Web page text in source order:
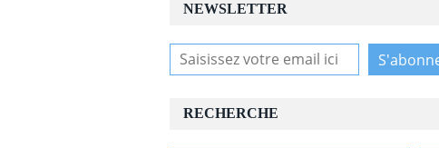
NEWSLETTER
RECHERCHE